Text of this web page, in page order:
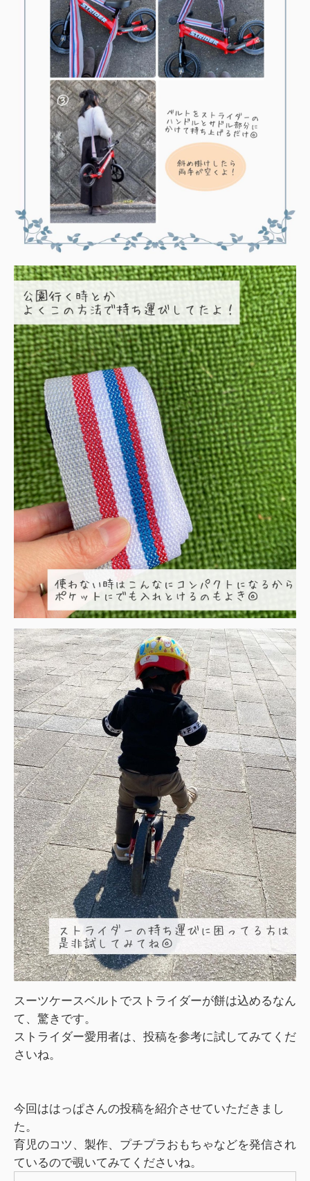
スーツケースベルトでストライダーが餅は込めるなん
て、驚きです。
ストライダー愛用者は、投稿を参考に試してみてくだ
さいね。
今回ははっぱさんの投稿を紹介させていただきまし
た。
育児のコツ、製作、プチプラおもちゃなどを発信され
ているので覗いてみてくださいね。